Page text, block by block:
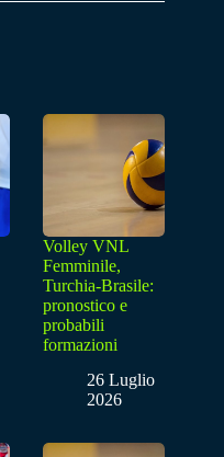
Volley VNL
Femminile,
Turchia-Brasile:
pronostico e
probabili
formazioni
26 Luglio
2026